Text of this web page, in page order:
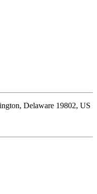
Delaware 19802, US